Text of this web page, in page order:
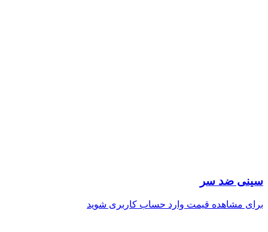
سینی ضد سر
برای مشاهده قیمت وارد حساب کاربری شوید